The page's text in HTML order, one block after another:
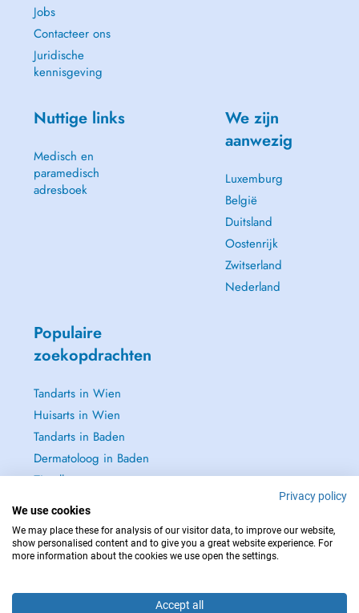
Jobs
Contacteer ons
Juridische
kennisgeving
Nuttige links
Medisch en
paramedisch
adresboek
We zijn
aanwezig
Luxemburg
België
Duitsland
Oostenrijk
Zwitserland
Nederland
Populaire
zoekopdrachten
Tandarts in Wien
Huisarts in Wien
Tandarts in Baden
Dermatoloog in Baden
Zie alle →
NEEM IN GEVAL VAN NOOD CONTACT OP MET : 112
Privacy policy
We use cookies
We may place these for analysis of our visitor data, to improve our website,
show personalised content and to give you a great website experience. For
more information about the cookies we use open the settings.
Accept all